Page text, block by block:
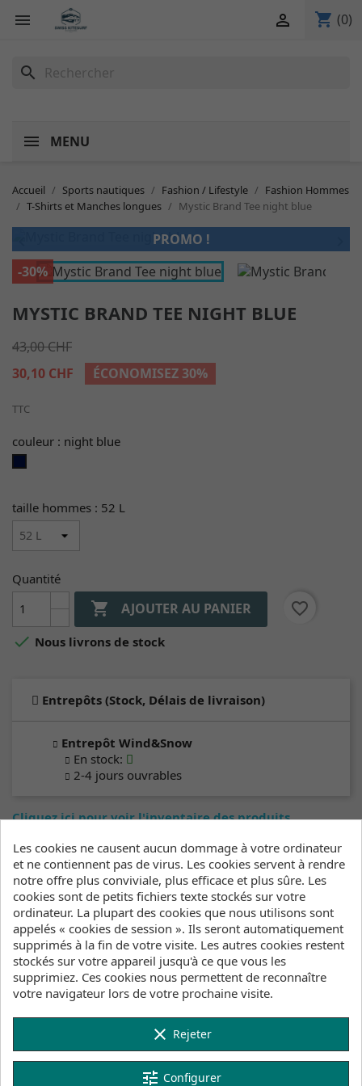
 shopping_cart (0)

search
MENU
Accueil Sports nautiques Fashion / Lifestyle
Fashion Hommes
T-Shirts et Manches longues
Mystic Brand Tee night blue
PROMO !
-30%
MYSTIC BRAND TEE NIGHT BLUE
43,00 CHF
30,10 CHF
ÉCONOMISEZ 30%
TTC
couleur : night blue
taille hommes : 52 L
Quantité
 AJOUTER AU PANIER
favorite_border
 Nous livrons de stock
Entrepôts (Stock, Délais de livraison)
Entrepôt Wind&Snow
En stock:
2-4 jours ouvrables
Cliquez ici pour voir l'inventaire des produits
Description
Détails du produit
Inventaire
Le T-Shirt Brand est fabriqué en jersey doux, il
comporte le logo Mystic imprimé sur la
poitrine et a une coupe décontractée.
Man is 186cm and is wearing L, woman is 174cm
code produit : 35105.250805
Les cookies ne causent aucun dommage à votre ordinateur
et ne contiennent pas de virus. Les cookies servent à rendre
notre offre plus conviviale, plus efficace et plus sûre. Les
cookies sont de petits fichiers texte stockés sur votre
ordinateur. La plupart des cookies que nous utilisons sont
appelés « cookies de session ». Ils seront automatiquement
supprimés à la fin de votre visite. Les autres cookies restent
stockés sur votre appareil jusqu'à ce que vous les
supprimiez. Ces cookies nous permettent de reconnaître
votre navigateur lors de votre prochaine visite.
clear Rejeter
tune Configurer